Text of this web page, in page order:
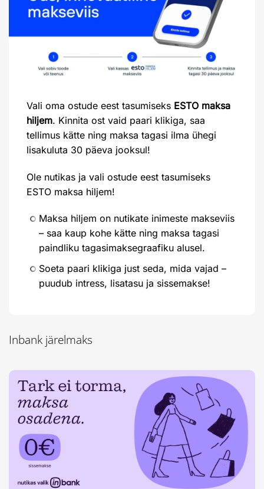
Vali oma ostude eest tasumiseks ESTO maksa
hiljem. Kinnita ost vaid paari klikiga, saa
tellimus kätte ning maksa tagasi ilma ühegi
lisakuluta 30 päeva jooksul!
Ole nutikas ja vali ostude eest tasumiseks
ESTO maksa hiljem!
Maksa hiljem on nutikate inimeste makseviis
– saa kaup kohe kätte ning maksa tagasi
paindliku tagasimaksegraafiku alusel.
Soeta paari klikiga just seda, mida vajad –
puudub intress, lisatasu ja sissemakse!
Inbank järelmaks